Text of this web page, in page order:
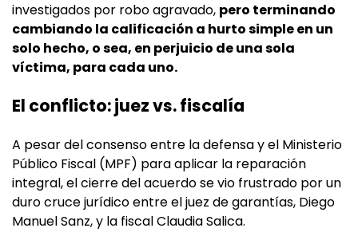
investigados por robo agravado, pero terminando
cambiando la calificación a hurto simple en un
solo hecho, o sea, en perjuicio de una sola
víctima, para cada uno.
El conflicto: juez vs. fiscalía
A pesar del consenso entre la defensa y el Ministerio
Público Fiscal (MPF) para aplicar la reparación
integral, el cierre del acuerdo se vio frustrado por un
duro cruce jurídico entre el juez de garantías, Diego
Manuel Sanz, y la fiscal Claudia Salica.